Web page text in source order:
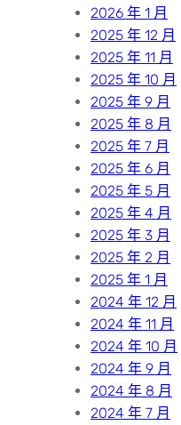
2026 年 1 月
2025 年 12 月
2025 年 11 月
2025 年 10 月
2025 年 9 月
2025 年 8 月
2025 年 7 月
2025 年 6 月
2025 年 5 月
2025 年 4 月
2025 年 3 月
2025 年 2 月
2025 年 1 月
2024 年 12 月
2024 年 11 月
2024 年 10 月
2024 年 9 月
2024 年 8 月
2024 年 7 月